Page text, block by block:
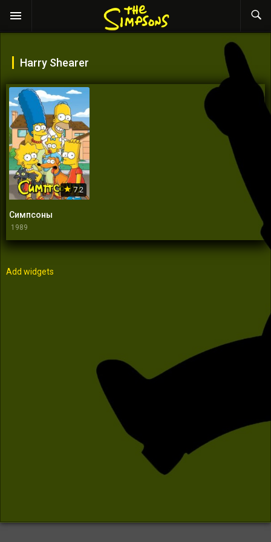
Harry Shearer
7.2
Симпсоны
1989
Add widgets